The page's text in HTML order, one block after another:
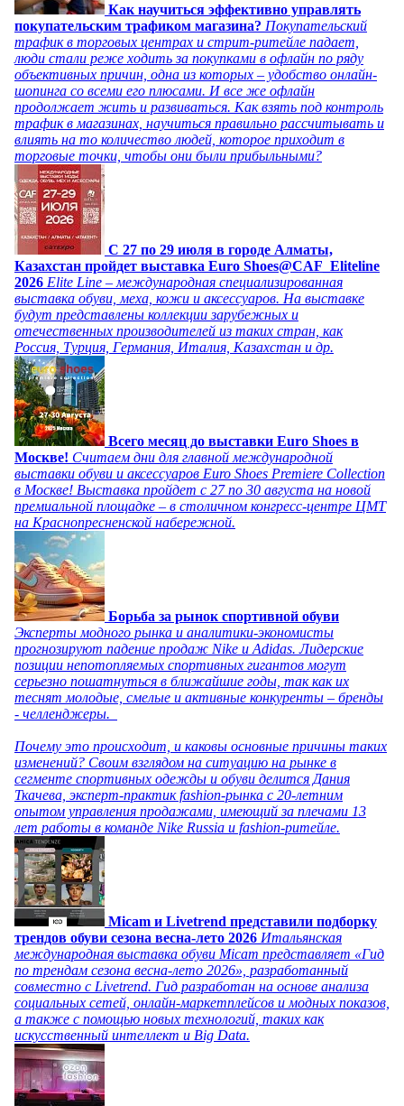
Как научиться эффективно управлять
покупательским трафиком магазина? Покупательский
трафик в торговых центрах и стрит-ритейле падает,
люди стали реже ходить за покупками в офлайн по ряду
объективных причин, одна из которых – удобство онлайн-
шопинга со всеми его плюсами. И все же офлайн
продолжает жить и развиваться. Как взять под контроль
трафик в магазинах, научиться правильно рассчитывать и
влиять на то количество людей, которое приходит в
торговые точки, чтобы они были прибыльными?
C 27 по 29 июля в городе Алматы,
Казахстан пройдет выставка Euro Shoes@CAF_Eliteline
2026 Elite Line – международная специализированная
выставка обуви, меха, кожи и аксессуаров. На выставке
будут представлены коллекции зарубежных и
отечественных производителей из таких стран, как
Россия, Турция, Германия, Италия, Казахстан и др.
Всего месяц до выставки Euro Shoes в
Москве! Считаем дни для главной международной
выставки обуви и аксессуаров Euro Shoes Premiere Collection
в Москве! Выставка пройдет с 27 по 30 августа на новой
премиальной площадке – в столичном конгресс-центре ЦМТ
на Краснопресненской набережной.
Борьба за рынок спортивной обуви
Эксперты модного рынка и аналитики-экономисты
прогнозируют падение продаж Nike и Adidas. Лидерские
позиции непотопляемых спортивных гигантов могут
серьезно пошатнуться в ближайшие годы, так как их
теснят молодые, смелые и активные конкуренты – бренды
- челленджеры.
Почему это происходит, и каковы основные причины таких
изменений? Своим взглядом на ситуацию на рынке в
сегменте спортивных одежды и обуви делится Дания
Ткачева, эксперт-практик fashion-рынка с 20-летним
опытом управления продажами, имеющий за плечами 13
лет работы в команде Nike Russia и fashion-ритейле.
Micam и Livetrend представили подборку
трендов обуви сезона весна-лето 2026 Итальянская
международная выставка обуви Micam представляет «Гид
по трендам сезона весна-лето 2026», разработанный
совместно с Livetrend. Гид разработан на основе анализа
социальных сетей, онлайн-маркетплейсов и модных показов,
а также с помощью новых технологий, таких как
искусственный интеллект и Big Data.